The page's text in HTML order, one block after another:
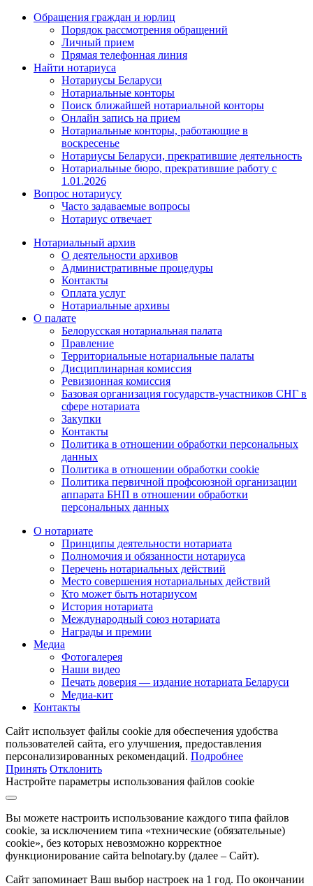
Обращения граждан и юрлиц
Порядок рассмотрения обращений
Личный прием
Прямая телефонная линия
Найти нотариуса
Нотариусы Беларуси
Нотариальные конторы
Поиск ближайшей нотариальной конторы
Онлайн запись на прием
Нотариальные конторы, работающие в
воскресенье
Нотариусы Беларуси, прекратившие деятельность
Нотариальные бюро, прекратившие работу с
1.01.2026
Вопрос нотариусу
Часто задаваемые вопросы
Нотариус отвечает
Нотариальный архив
О деятельности архивов
Административные процедуры
Контакты
Оплата услуг
Нотариальные архивы
О палате
Белорусская нотариальная палата
Правление
Территориальные нотариальные палаты
Дисциплинарная комиссия
Ревизионная комиссия
Базовая организация государств-участников СНГ в
сфере нотариата
Закупки
Контакты
Политика в отношении обработки персональных
данных
Политика в отношении обработки cookie
Политика первичной профсоюзной организации
аппарата БНП в отношении обработки
персональных данных
О нотариате
Принципы деятельности нотариата
Полномочия и обязанности нотариуса
Перечень нотариальных действий
Место совершения нотариальных действий
Кто может быть нотариусом
История нотариата
Международный союз нотариата
Награды и премии
Медиа
Фотогалерея
Наши видео
Печать доверия — издание нотариата Беларуси
Медиа-кит
Контакты
Сайт использует файлы cookie для обеспечения удобства
пользователей сайта, его улучшения, предоставления
персонализированных рекомендаций. Подробнее
Принять Отклонить
Настройте параметры использования файлов cookie
Вы можете настроить использование каждого типа файлов
cookie, за исключением типа «технические (обязательные)
cookie», без которых невозможно корректное
функционирование сайта belnotary.by (далее – Сайт).
Сайт запоминает Ваш выбор настроек на 1 год. По окончании